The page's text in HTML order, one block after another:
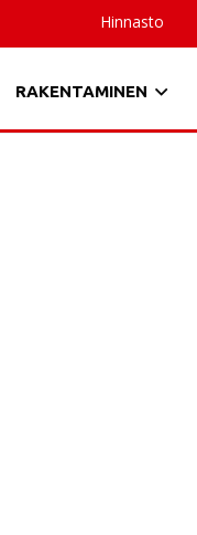
Hinnasto
RAKENTAMINEN